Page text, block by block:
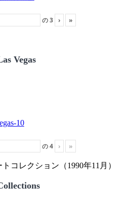
の3 › »
Vegas
の4 › »
コレクション（1990年11月）